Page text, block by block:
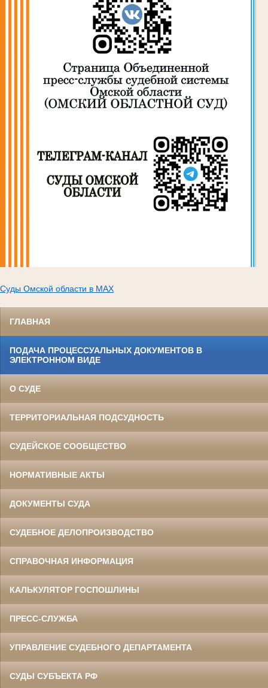
Суды Омской области в МАХ
ГЛАВНАЯ
ПОДАЧА ПРОЦЕССУАЛЬНЫХ ДОКУМЕНТОВ В
ЭЛЕКТРОННОМ ВИДЕ
О СУДЕ
ТЕРРИТОРИАЛЬНАЯ ПОДСУДНОСТЬ
СУДЕЙСКОЕ СООБЩЕСТВО
НОРМАТИВНЫЕ АКТЫ
ДОКУМЕНТЫ СУДА
СУДЕБНОЕ ДЕЛОПРОИЗВОДСТВО
СПРАВОЧНАЯ ИНФОРМАЦИЯ
КАЛЬКУЛЯТОР ГОСПОШЛИНЫ
ПРЕСС-СЛУЖБА
УПРАВЛЕНИЕ СУДЕБНОГО ДЕПАРТАМЕНТА
СУДЫ СУБЪЕКТА РФ